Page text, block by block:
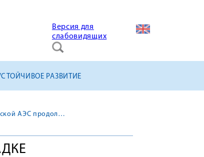
Версия для
слабовидящих
РАЗВИТИЕ
На строительной площадке Ленинградской АЭС продолжается монтаж вентиляционной трубы первого энергоблока